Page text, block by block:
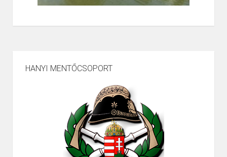
HANYI MENTŐCSOPORT